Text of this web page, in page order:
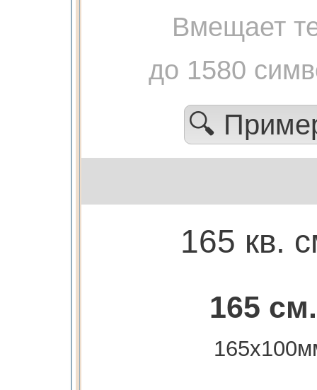
Вмещает
до 1580
🔍
165 кв.
165 см.